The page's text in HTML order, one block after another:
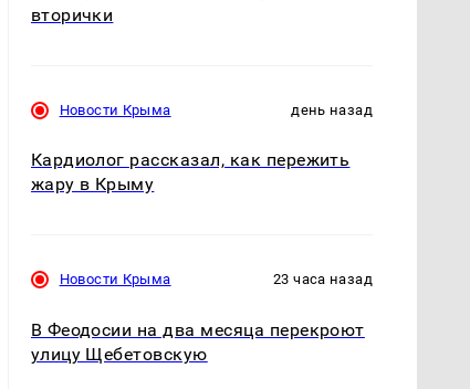
ажиотаж из-за этого
продукта: что купить?
подожгли.
вторички
Новости Крыма день назад
Кардиолог рассказал, как пережить
жару в Крыму
Новости Крыма 23 часа назад
В Феодосии на два месяца перекроют
улицу Щебетовскую